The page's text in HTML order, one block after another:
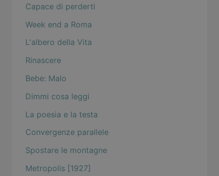
Capace di perderti
Week end a Roma
L'albero della Vita
Rinascere
Bebe: Malo
Dimmi cosa leggi
La poesia e la testa
Convergenze parallele
Spostare le montagne
Metropolis [1927]